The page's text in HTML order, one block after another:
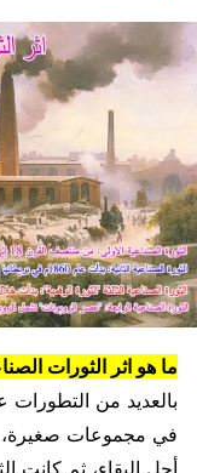
ما هو اثر الثورات
بالعديد من
في مجموعات صغيرة،